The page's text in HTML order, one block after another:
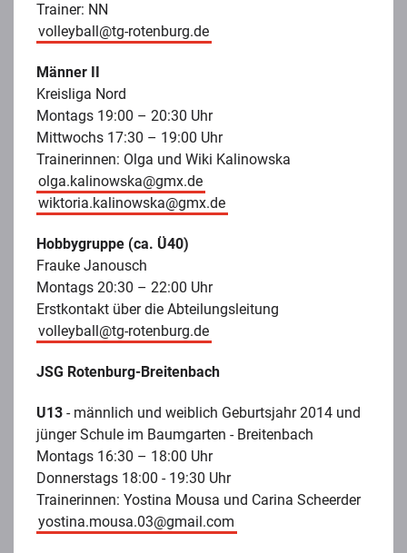
Trainer: NN
volleyball@tg-rotenburg.de
Männer II
Kreisliga Nord
Montags 19:00 – 20:30 Uhr
Mittwochs 17:30 – 19:00 Uhr
Trainerinnen: Olga und Wiki Kalinowska
olga.kalinowska@gmx.de
wiktoria.kalinowska@gmx.de
Hobbygruppe (ca. Ü40)
Frauke Janousch
Montags 20:30 – 22:00 Uhr
Erstkontakt über die Abteilungsleitung
volleyball@tg-rotenburg.de
JSG Rotenburg-Breitenbach
U13 - männlich und weiblich Geburtsjahr 2014 und
jünger Schule im Baumgarten - Breitenbach
Montags 16:30 – 18:00 Uhr
Donnerstags 18:00 - 19:30 Uhr
Trainerinnen: Yostina Mousa und Carina Scheerder
yostina.mousa.03@gmail.com